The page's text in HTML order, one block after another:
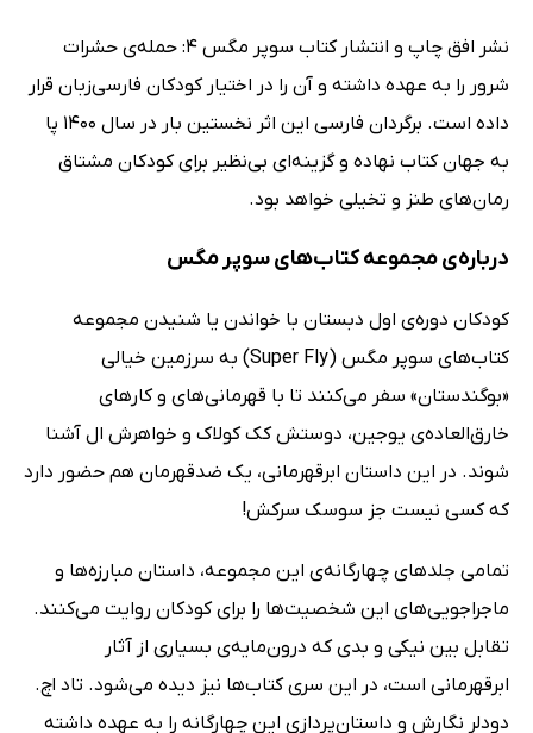
نشر افق چاپ و انتشار کتاب سوپر مگس 4: حمله‌ی حشرات
شرور را به عهده داشته و آن را در اختیار کودکان فارسی‌زبان قرار
داده است. برگردان فارسی این اثر نخستین بار در سال 1400 پا
به جهان کتاب نهاده و گزینه‌ای بی‌نظیر برای کودکان مشتاق
رمان‌های طنز و تخیلی خواهد بود.
درباره‌ی مجموعه کتاب‌های سوپر مگس
کودکان دوره‌ی اول دبستان با خواندن یا شنیدن مجموعه
کتاب‌های سوپر مگس (Super Fly) به سرزمین خیالی
«بوگندستان» سفر می‌کنند تا با قهرمانی‌های و کارهای
خارق‌العاده‌ی یوجین، دوستش کک کولاک و خواهرش ال آشنا
شوند. در این داستان ابرقهرمانی، یک ضدقهرمان هم حضور دارد
که کسی نیست جز سوسک سرکش!
تمامی جلدهای چهارگانه‌ی این مجموعه، داستان مبارزه‌ها و
ماجراجویی‌های این شخصیت‌ها را برای کودکان روایت می‌کنند.
تقابل بین نیکی و بدی که درون‌مایه‌ی بسیاری از آثار
ابرقهرمانی است، در این سری کتاب‌ها نیز دیده می‌شود. تاد اچ.
دودلر نگارش و داستان‌پردازی این چهارگانه را به عهده داشته